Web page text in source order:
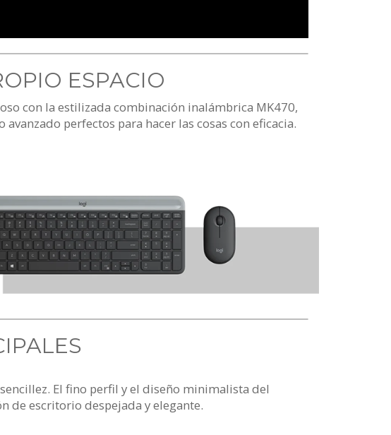
ESPACIO
con la estilizada combinación inalámbrica MK470,
perfectos para hacer las cosas con eficacia.
El fino perfil y el diseño minimalista del
de escritorio despejada y elegante.